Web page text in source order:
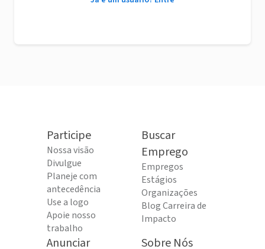
Participe
Nossa visão
Divulgue
Planeje com
antecedência
Use a logo
Apoie nosso
trabalho
Buscar
Emprego
Empregos
Estágios
Organizações
Blog Carreira de
Impacto
Anunciar Sobre Nós